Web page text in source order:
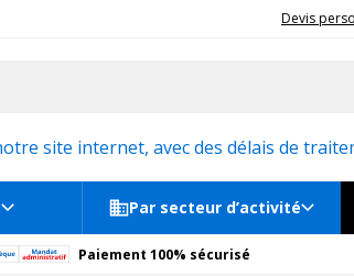
et estrade, etc. | 20ans d'expérience aux côtés
Devis
site internet, avec des délais de
Par secteur d’activité
Paiement 100% sécurisé